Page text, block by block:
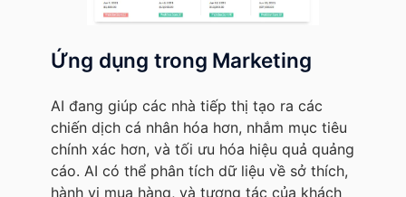
Ứng dụng trong Marketing
AI đang giúp các nhà tiếp thị tạo ra các
chiến dịch cá nhân hóa hơn, nhắm mục tiêu
chính xác hơn, và tối ưu hóa hiệu quả quảng
cáo. AI có thể phân tích dữ liệu về sở thích,
hành vi mua hàng, và tương tác của khách